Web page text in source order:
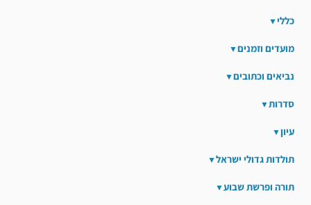
כללי
מועדים וזמנים
נביאים וכתובים
סדרות
עיון
תולדות גדולי ישראל
תורה ופרשת שבוע